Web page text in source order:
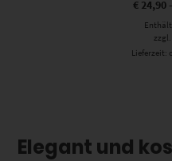
€24,90
zzgl.
Lieferzeit:
Elegant und